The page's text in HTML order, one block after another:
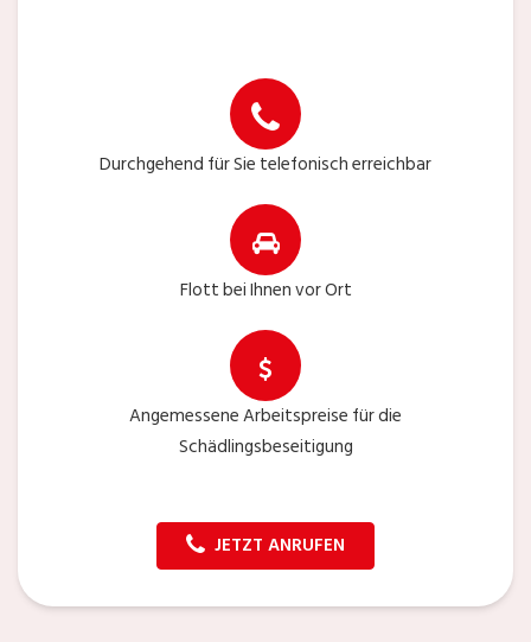
Durchgehend für Sie telefonisch erreichbar
Flott bei Ihnen vor Ort
Angemessene Arbeitspreise für die
Schädlingsbeseitigung
JETZT ANRUFEN